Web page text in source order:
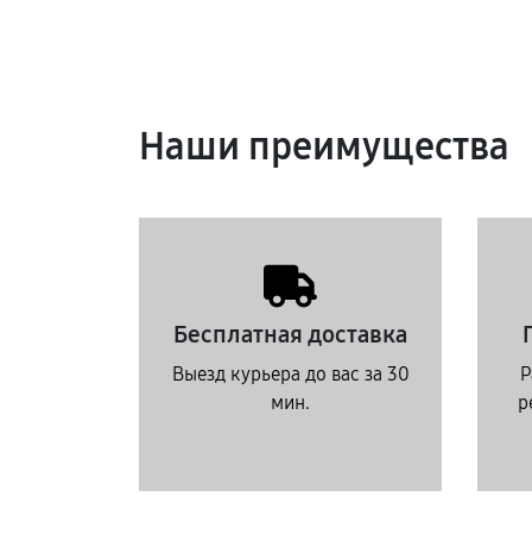
Наши преимущества
Бесплатная доставка
Выезд курьера до вас за 30
мин.